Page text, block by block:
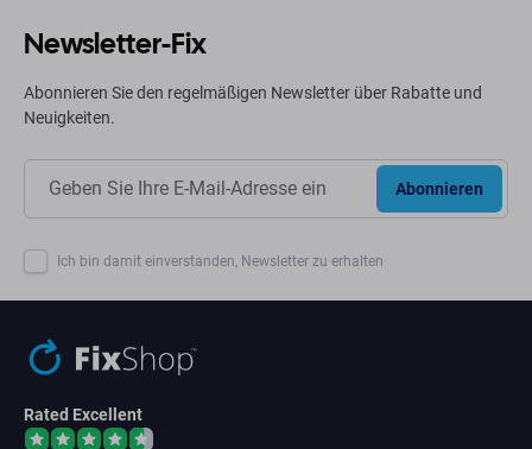
Newsletter-Fix
Abonnieren Sie den regelmäßigen Newsletter über Rabatte und
Neuigkeiten.
Abonnieren
Ich bin damit einverstanden, Newsletter zu erhalten
Rated Excellent